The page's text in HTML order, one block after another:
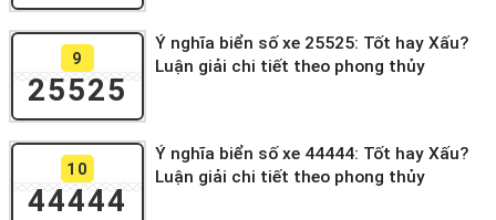
9
25525
Ý nghĩa biển số xe 25525: Tốt hay Xấu?
Luận giải chi tiết theo phong thủy
10
44444
Ý nghĩa biển số xe 44444: Tốt hay Xấu?
Luận giải chi tiết theo phong thủy